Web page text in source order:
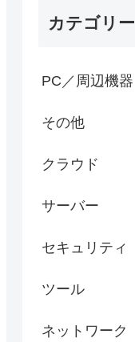
カテゴリー
PC／周辺機器
その他
クラウド
サーバー
セキュリティ
ツール
ネットワーク